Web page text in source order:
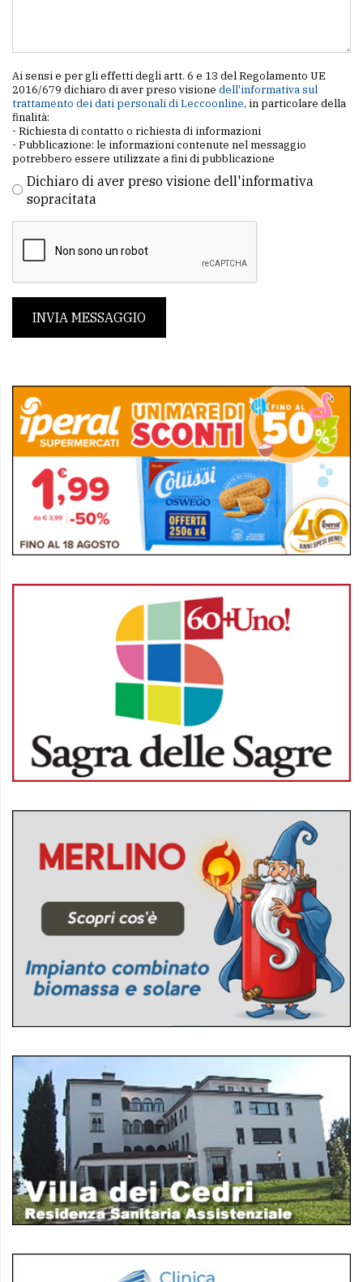
Ai sensi e per gli effetti degli artt. 6 e 13 del Regolamento UE
2016/679 dichiaro di aver preso visione dell'informativa sul
trattamento dei dati personali di Leccoonline, in particolare della
finalità:
- Richiesta di contatto o richiesta di informazioni
- Pubblicazione: le informazioni contenute nel messaggio
potrebbero essere utilizzate a fini di pubblicazione
Dichiaro di aver preso visione dell'informativa
sopracitata
INVIA MESSAGGIO